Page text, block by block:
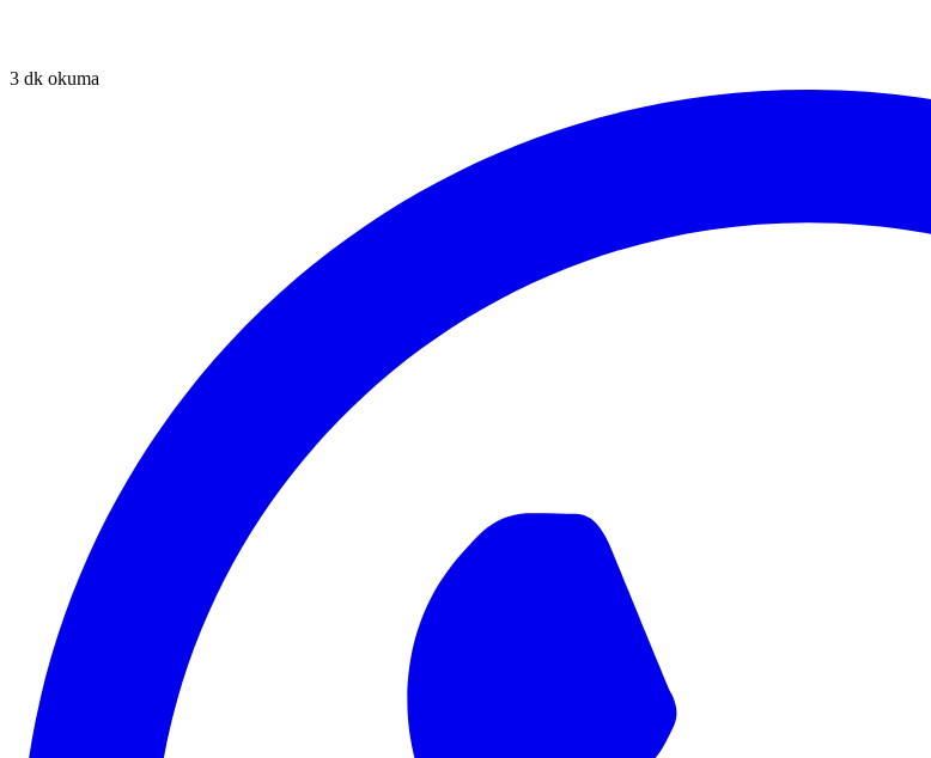
3 dk okuma